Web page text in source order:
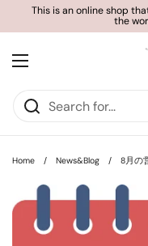
Skip to content
This is an online shop
the
Open menu
Home / News&Blog / 8月の